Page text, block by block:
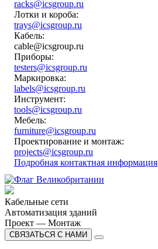
racks@icsgroup.ru
Лотки и короба:
trays@icsgroup.ru
Кабель:
cable@icsgroup.ru
Приборы:
testers@icsgroup.ru
Маркировка:
labels@icsgroup.ru
Инструмент:
tools@icsgroup.ru
Мебель:
furniture@icsgroup.ru
Проектирование и монтаж:
projects@icsgroup.ru
Подробная контактная информация
Кабельные сети
Автоматизация зданий
Проект — Монтаж
СВЯЗАТЬСЯ С НАМИ